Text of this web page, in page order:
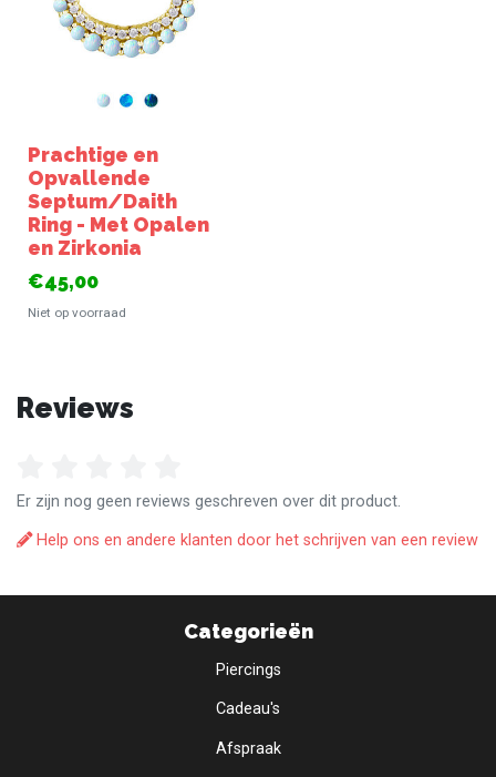
Prachtige en
Opvallende
Septum/Daith
Ring - Met Opalen
en Zirkonia
€45,00
Niet op voorraad
Reviews
Er zijn nog geen reviews geschreven over dit product.
Help ons en andere klanten door het schrijven van een review
Categorieën
Piercings
Cadeau's
Afspraak